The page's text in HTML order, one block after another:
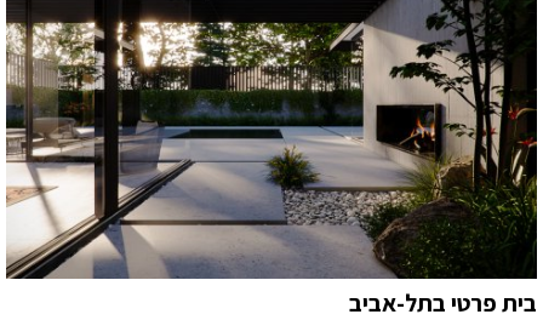
בית פרטי בתל-אביב